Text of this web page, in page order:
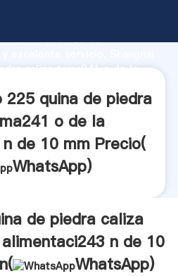
fuerza de
caliza tama241 o de la
los clientes.
225 quina de piedra
o de la
de 10 mm Precio(
WhatsApp)
de piedra caliza
n de 10
WhatsApp)